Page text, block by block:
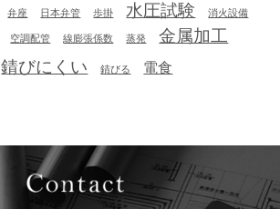
弁座 日本弁管 歩掛 水圧試験 消火設備
空調配管 線膨張係数 蒸発 金属加工
錆びにくい 錆びる 電食